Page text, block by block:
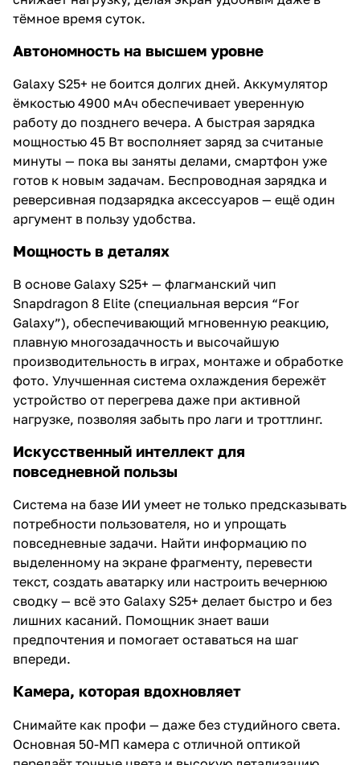
тёмное время суток.
Автономность на высшем уровне
Galaxy S25+ не боится долгих дней. Аккумулятор
ёмкостью 4900 мАч обеспечивает уверенную
работу до позднего вечера. А быстрая зарядка
мощностью 45 Вт восполняет заряд за считаные
минуты — пока вы заняты делами, смартфон уже
готов к новым задачам. Беспроводная зарядка и
реверсивная подзарядка аксессуаров — ещё один
аргумент в пользу удобства.
Мощность в деталях
В основе Galaxy S25+ — флагманский чип
Snapdragon 8 Elite (специальная версия “For
Galaxy”), обеспечивающий мгновенную реакцию,
плавную многозадачность и высочайшую
производительность в играх, монтаже и обработке
фото. Улучшенная система охлаждения бережёт
устройство от перегрева даже при активной
нагрузке, позволяя забыть про лаги и троттлинг.
Искусственный интеллект для
повседневной пользы
Система на базе ИИ умеет не только предсказывать
потребности пользователя, но и упрощать
повседневные задачи. Найти информацию по
выделенному на экране фрагменту, перевести
текст, создать аватарку или настроить вечернюю
сводку — всё это Galaxy S25+ делает быстро и без
лишних касаний. Помощник знает ваши
предпочтения и помогает оставаться на шаг
впереди.
Камера, которая вдохновляет
Снимайте как профи — даже без студийного света.
Основная 50-МП камера с отличной оптикой